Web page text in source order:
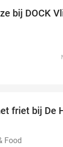
bij DOCK
friet bij De
Food